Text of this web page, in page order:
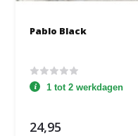
Pablo Black
1 tot 2 werkdagen
24,95